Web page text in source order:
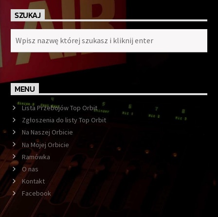
SZUKAJ
MENU
Lista Przebojów Top Orbit
Zgłoszenia do listy Top Orbit
Na Naszej Orbicie
Na Mojej Orbicie
Ramówka
O nas
Kontakt
Facebook